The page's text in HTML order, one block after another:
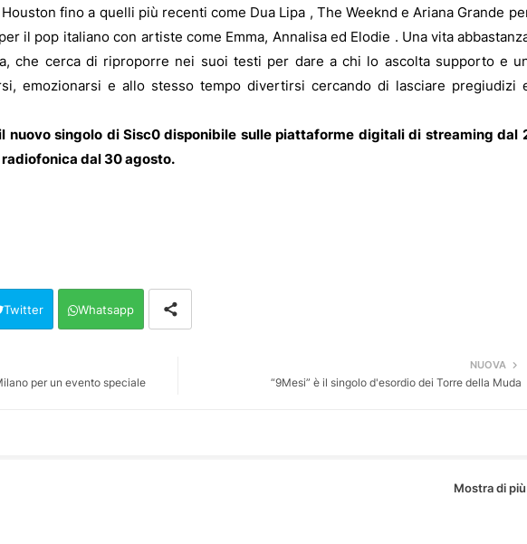
fino a quelli più recenti come Dua Lipa , The Weeknd e Ariana Grande
il pop italiano con artiste come Emma, Annalisa ed Elodie . Una vita
che cerca di riproporre nei suoi testi per dare a chi lo ascolta supporto e
emozionarsi e allo stesso tempo divertirsi cercando di lasciare pregiudizi
il nuovo singolo di Sisc0 disponibile sulle piattaforme digitali di streaming dal
dal 30 agosto.
Twitter Whatsapp
NUOVA
“9Mesi” è il singolo d'esordio dei Torre della Muda
per un evento speciale
Mostra di più